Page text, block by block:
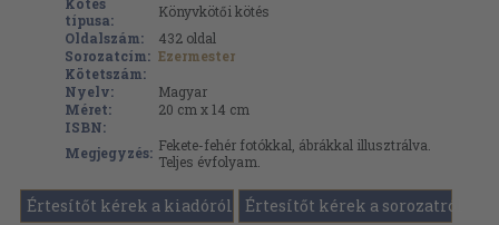
típusa:
Könyvkötői kötés
Oldalszám:
432 oldal
Sorozatcím: Ezermester
Kötetszám:
Nyelv:
Magyar
Méret:
20 cm x 14 cm
ISBN:
Megjegyzés: Fekete-fehér fotókkal, ábrákkal illusztrálva.
Teljes évfolyam.
Értesítőt kérek a kiadóról Értesítőt kérek a sorozatról